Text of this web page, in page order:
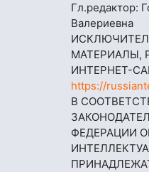
Гл.редактор:
Валериевна
МАТЕРИАЛЫ,
ИНТЕРНЕТ-
https://
В
ФЕДЕРАЦИИ